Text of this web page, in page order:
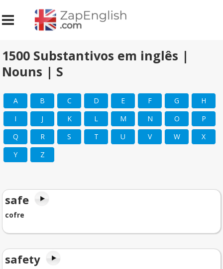
1500 Substantivos em inglês |
Nouns | S
A B C D E F G
H
I
J K L M N O
P
Q
R S T U V W
X
Y
Z
safe
cofre
safety